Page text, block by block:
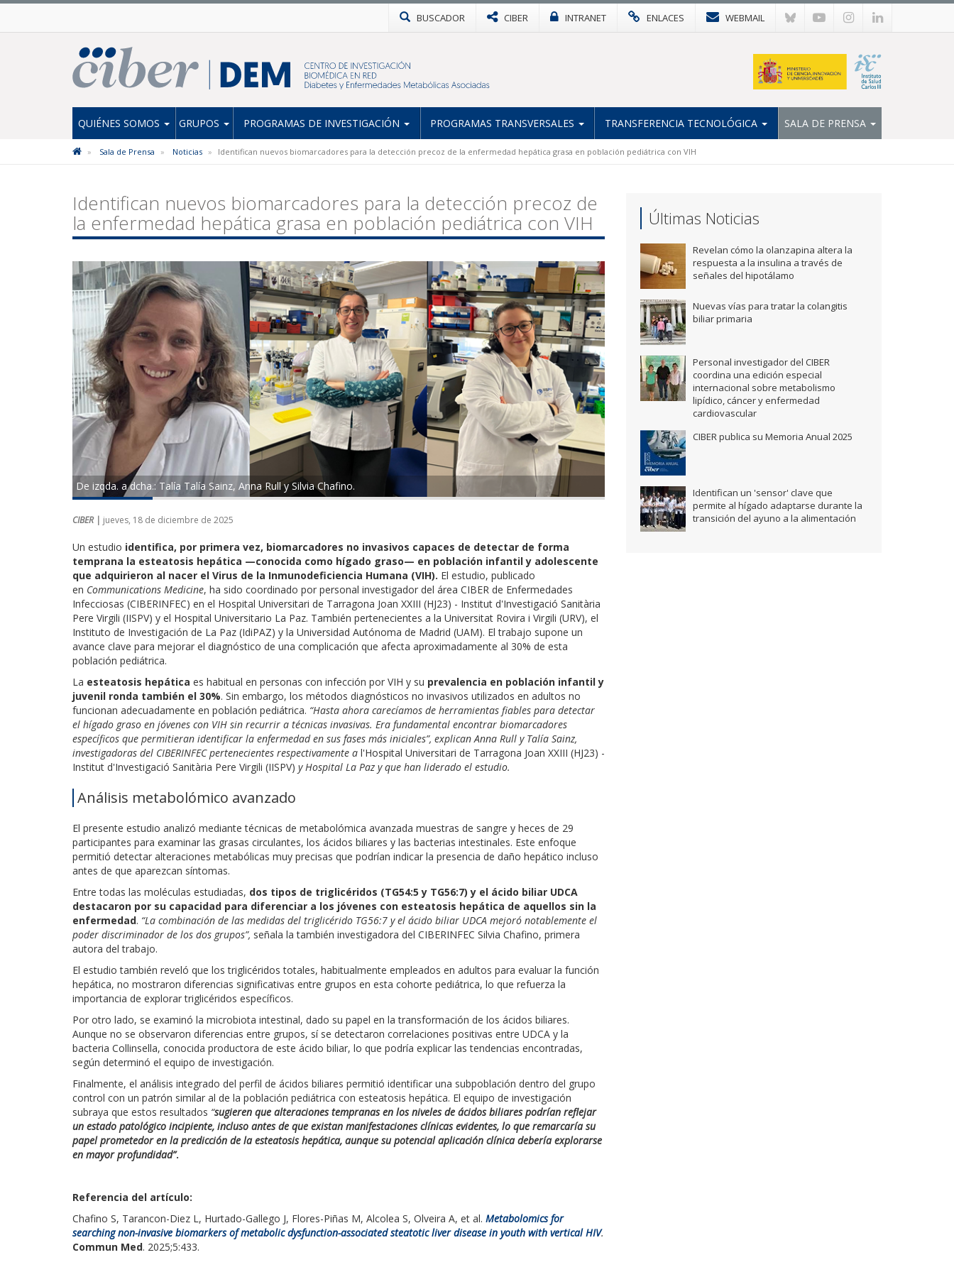
BUSCADOR CIBER INTRANET ENLACES WEBMAIL
QUIÉNES SOMOS GRUPOS PROGRAMAS DE INVESTIGACIÓN PROGRAMAS TRANSVERSALES TRANSFERENCIA TECNOLÓGICA SALA DE PRENSA
Sala de Prensa Noticias Identifican nuevos biomarcadores para la detección precoz de la enfermedad hepática grasa en población pediátrica con VIH
Identifican nuevos biomarcadores para la detección precoz de
la enfermedad hepática grasa en población pediátrica con VIH
De izqda. a dcha.: Talía Talía Sainz, Anna Rull y Silvia Chafino.
CIBER | jueves, 18 de diciembre de 2025
Un estudio identifica, por primera vez, biomarcadores no invasivos capaces de detectar de forma
temprana la esteatosis hepática —conocida como hígado graso— en población infantil y adolescente
que adquirieron al nacer el Virus de la Inmunodeficiencia Humana (VIH). El estudio, publicado
en Communications Medicine, ha sido coordinado por personal investigador del área CIBER de Enfermedades
Infecciosas (CIBERINFEC) en el Hospital Universitari de Tarragona Joan XXIII (HJ23) - Institut d'Investigació Sanitària
Pere Virgili (IISPV) y el Hospital Universitario La Paz. También pertenecientes a la Universitat Rovira i Virgili (URV), el
Instituto de Investigación de La Paz (IdiPAZ) y la Universidad Autónoma de Madrid (UAM). El trabajo supone un
avance clave para mejorar el diagnóstico de una complicación que afecta aproximadamente al 30% de esta
población pediátrica.
La esteatosis hepática es habitual en personas con infección por VIH y su prevalencia en población infantil y
juvenil ronda también el 30%. Sin embargo, los métodos diagnósticos no invasivos utilizados en adultos no
funcionan adecuadamente en población pediátrica. “Hasta ahora carecíamos de herramientas fiables para detectar
el hígado graso en jóvenes con VIH sin recurrir a técnicas invasivas. Era fundamental encontrar biomarcadores
específicos que permitieran identificar la enfermedad en sus fases más iniciales”, explican Anna Rull y Talía Sainz,
investigadoras del CIBERINFEC pertenecientes respectivamente a l'Hospital Universitari de Tarragona Joan XXIII (HJ23) -
Institut d'Investigació Sanitària Pere Virgili (IISPV) y Hospital La Paz y que han liderado el estudio.
Análisis metabolómico avanzado
El presente estudio analizó mediante técnicas de metabolómica avanzada muestras de sangre y heces de 29
participantes para examinar las grasas circulantes, los ácidos biliares y las bacterias intestinales. Este enfoque
permitió detectar alteraciones metabólicas muy precisas que podrían indicar la presencia de daño hepático incluso
antes de que aparezcan síntomas.
Entre todas las moléculas estudiadas, dos tipos de triglicéridos (TG54:5 y TG56:7) y el ácido biliar UDCA
destacaron por su capacidad para diferenciar a los jóvenes con esteatosis hepática de aquellos sin la
enfermedad. “La combinación de las medidas del triglicérido TG56:7 y el ácido biliar UDCA mejoró notablemente el
poder discriminador de los dos grupos”, señala la también investigadora del CIBERINFEC Silvia Chafino, primera
autora del trabajo.
El estudio también reveló que los triglicéridos totales, habitualmente empleados en adultos para evaluar la función
hepática, no mostraron diferencias significativas entre grupos en esta cohorte pediátrica, lo que refuerza la
importancia de explorar triglicéridos específicos.
Por otro lado, se examinó la microbiota intestinal, dado su papel en la transformación de los ácidos biliares.
Aunque no se observaron diferencias entre grupos, sí se detectaron correlaciones positivas entre UDCA y la
bacteria Collinsella, conocida productora de este ácido biliar, lo que podría explicar las tendencias encontradas,
según determinó el equipo de investigación.
Finalmente, el análisis integrado del perfil de ácidos biliares permitió identificar una subpoblación dentro del grupo
control con un patrón similar al de la población pediátrica con esteatosis hepática. El equipo de investigación
subraya que estos resultados “sugieren que alteraciones tempranas en los niveles de ácidos biliares podrían reflejar
un estado patológico incipiente, incluso antes de que existan manifestaciones clínicas evidentes, lo que remarcaría su
papel prometedor en la predicción de la esteatosis hepática, aunque su potencial aplicación clínica debería explorarse
en mayor profundidad”.
Referencia del artículo:
Chafino S, Tarancon-Diez L, Hurtado-Gallego J, Flores-Piñas M, Alcolea S, Olveira A, et al. Metabolomics for
searching non-invasive biomarkers of metabolic dysfunction-associated steatotic liver disease in youth with vertical HIV.
Commun Med. 2025;5:433.
Últimas Noticias
Revelan cómo la olanzapina altera la
respuesta a la insulina a través de
señales del hipotálamo
Nuevas vías para tratar la colangitis
biliar primaria
Personal investigador del CIBER
coordina una edición especial
internacional sobre metabolismo
lipídico, cáncer y enfermedad
cardiovascular
CIBER publica su Memoria Anual 2025
Identifican un 'sensor' clave que
permite al hígado adaptarse durante la
transición del ayuno a la alimentación